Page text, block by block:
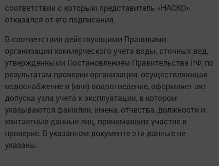
соответствии с которым представитель «НАСКО»
отказался от его подписания.
В соответствии действующими Правилами
организации коммерческого учета воды, сточных вод,
утвержденными Постановлением Правительства РФ, по
результатам проверки организация, осуществляющая
водоснабжение и (или) водоотведение, оформляет акт
допуска узла учета к эксплуатации, в котором
указываются фамилии, имена, отчества, должности и
контактные данные лиц, принимавших участие в
проверке. В указанном документе эти данные не
указаны.